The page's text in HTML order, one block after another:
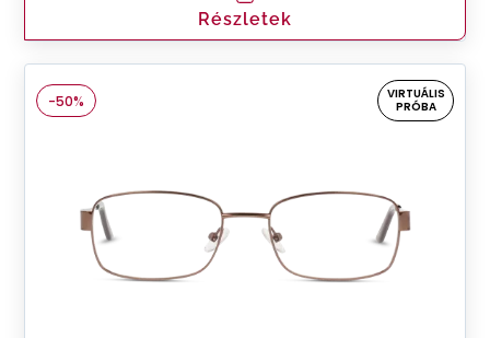
Részletek
-50%
VIRTUÁLIS
PRÓBA